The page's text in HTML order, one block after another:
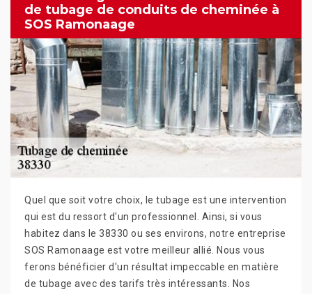
de tubage de conduits de cheminée à
SOS Ramonaage
Quel que soit votre choix, le tubage est une intervention
qui est du ressort d'un professionnel. Ainsi, si vous
habitez dans le 38330 ou ses environs, notre entreprise
SOS Ramonaage est votre meilleur allié. Nous vous
ferons bénéficier d'un résultat impeccable en matière
de tubage avec des tarifs très intéressants. Nos